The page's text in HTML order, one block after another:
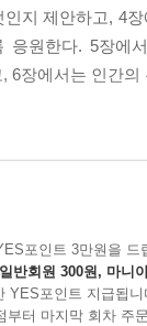
는 누구인가
값이 급등했다
2가지
유
지 제안하고, 4
응원한다. 5장에
6장에서는 인간
스터디’ 회원들의
어려운 일이 아
서 우석님의 글은
포인트 3만원을 드
일반회원 300원, 마니
YES포인트 지급됩니
부터 마지막 회차 주